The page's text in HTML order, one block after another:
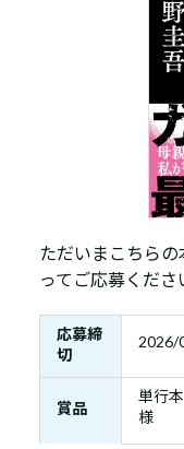
ただいまこちら
ってご応募くださ
応募締
切
2026/
賞品
単行
様